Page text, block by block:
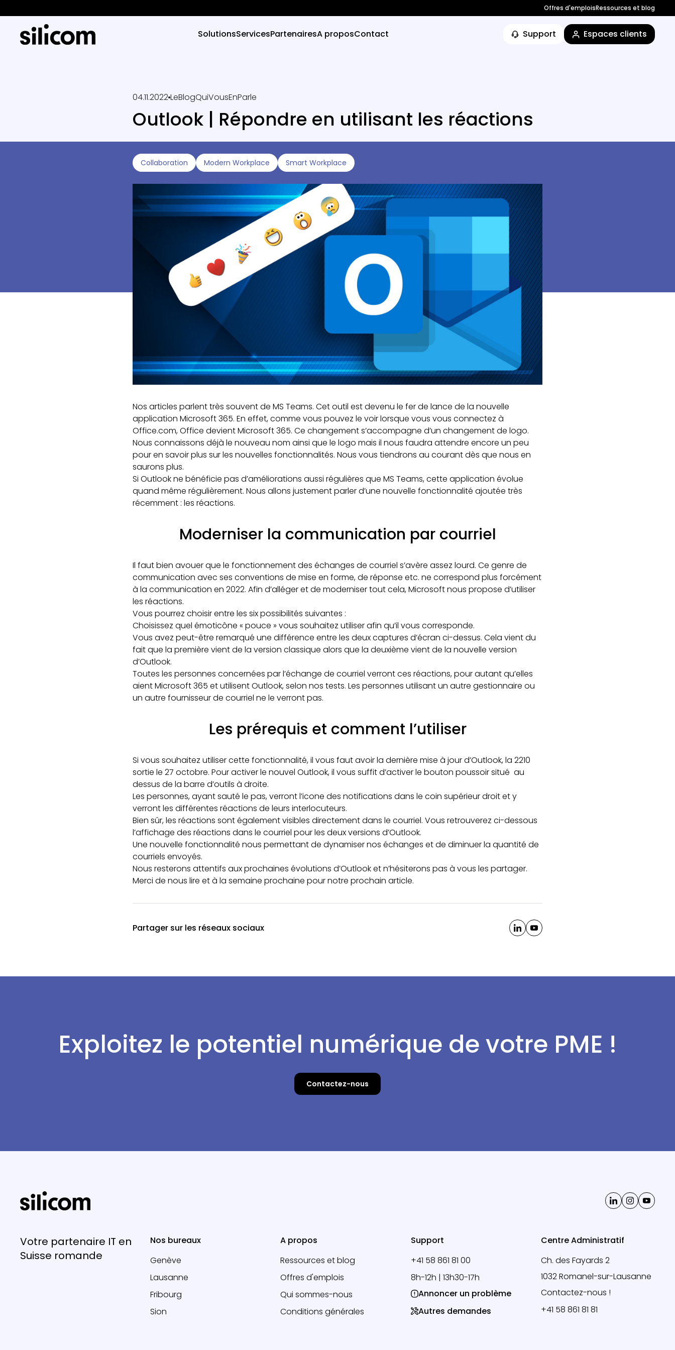
Offres d'emploisRessources et blog
SolutionsServicesPartenairesA proposContact Support Espaces clients
04.11.2022LeBlogQuiVousEnParle
Outlook | Répondre en utilisant les réactions
Collaboration Modern Workplace Smart Workplace
Nos articles parlent très souvent de MS Teams. Cet outil est devenu le fer de lance de la nouvelle
application Microsoft 365. En effet, comme vous pouvez le voir lorsque vous vous connectez à
Office.com, Office devient Microsoft 365. Ce changement s’accompagne d’un changement de logo.
Nous connaissons déjà le nouveau nom ainsi que le logo mais il nous faudra attendre encore un peu
pour en savoir plus sur les nouvelles fonctionnalités. Nous vous tiendrons au courant dès que nous en
saurons plus.
Si Outlook ne bénéficie pas d’améliorations aussi régulières que MS Teams, cette application évolue
quand même régulièrement. Nous allons justement parler d’une nouvelle fonctionnalité ajoutée très
récemment : les réactions.
Moderniser la communication par courriel
Il faut bien avouer que le fonctionnement des échanges de courriel s’avère assez lourd. Ce genre de
communication avec ses conventions de mise en forme, de réponse etc. ne correspond plus forcément
à la communication en 2022. Afin d’alléger et de moderniser tout cela, Microsoft nous propose d’utiliser
les réactions.
Vous pourrez choisir entre les six possibilités suivantes :
Choisissez quel émoticône « pouce » vous souhaitez utiliser afin qu’il vous corresponde.
Vous avez peut-être remarqué une différence entre les deux captures d’écran ci-dessus. Cela vient du
fait que la première vient de la version classique alors que la deuxième vient de la nouvelle version
d’Outlook.
Toutes les personnes concernées par l’échange de courriel verront ces réactions, pour autant qu’elles
aient Microsoft 365 et utilisent Outlook, selon nos tests. Les personnes utilisant un autre gestionnaire ou
un autre fournisseur de courriel ne le verront pas.
Les prérequis et comment l’utiliser
Si vous souhaitez utiliser cette fonctionnalité, il vous faut avoir la dernière mise à jour d’Outlook, la 2210
sortie le 27 octobre. Pour activer le nouvel Outlook, il vous suffit d’activer le bouton poussoir situé au
dessus de la barre d’outils à droite.
Les personnes, ayant sauté le pas, verront l’icone des notifications dans le coin supérieur droit et y
verront les différentes réactions de leurs interlocuteurs.
Bien sûr, les réactions sont également visibles directement dans le courriel. Vous retrouverez ci-dessous
l’affichage des réactions dans le courriel pour les deux versions d’Outlook.
Une nouvelle fonctionnalité nous permettant de dynamiser nos échanges et de diminuer la quantité de
courriels envoyés.
Nous resterons attentifs aux prochaines évolutions d’Outlook et n’hésiterons pas à vous les partager.
Merci de nous lire et à la semaine prochaine pour notre prochain article.
Partager sur les réseaux sociaux
Exploitez le potentiel numérique de votre PME !
Contactez-nous
Votre partenaire IT en
Suisse romande
Nos bureaux
Genève
Lausanne
Fribourg
Sion
A propos
Ressources et blog
Offres d'emplois
Qui sommes-nous
Conditions générales
Support
+41 58 861 81 00
8h-12h | 13h30-17h
Annoncer un problème
Autres demandes
Centre Administratif
Ch. des Fayards 2
1032 Romanel-sur-Lausanne
Contactez-nous !
+41 58 861 81 81